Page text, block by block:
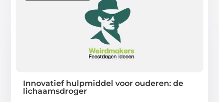
Innovatief hulpmiddel voor ouderen: de
lichaamsdroger